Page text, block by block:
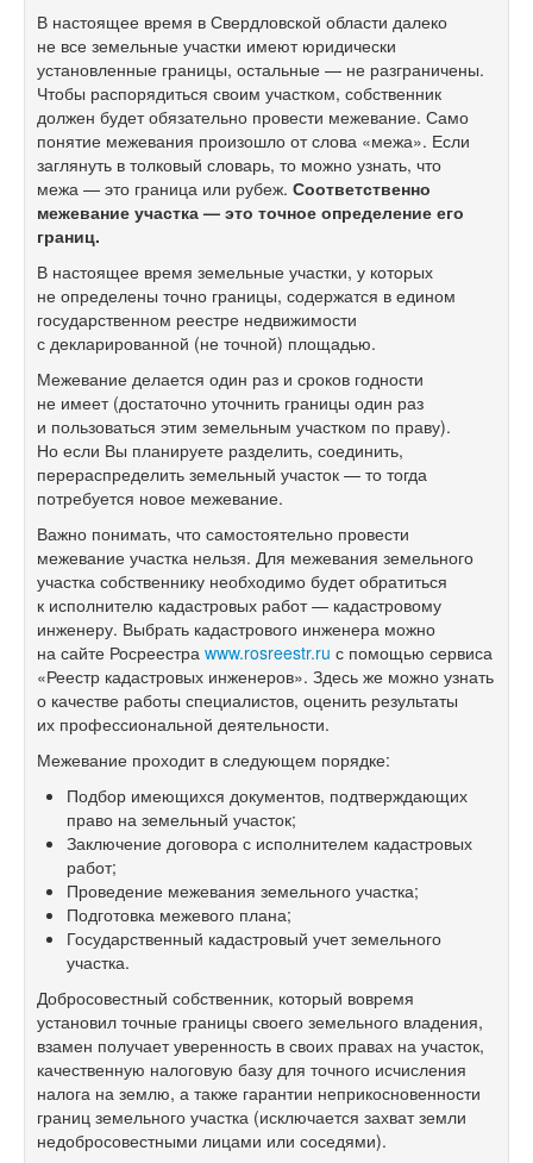
В настоящее время в Свердловской области далеко
не все земельные участки имеют юридически
установленные границы, остальные — не разграничены.
Чтобы распорядиться своим участком, собственник
должен будет обязательно провести межевание. Само
понятие межевания произошло от слова «межа». Если
заглянуть в толковый словарь, то можно узнать, что
межа — это граница или рубеж. Соответственно
межевание участка — это точное определение его
границ.
В настоящее время земельные участки, у которых
не определены точно границы, содержатся в едином
государственном реестре недвижимости
с декларированной (не точной) площадью.
Межевание делается один раз и сроков годности
не имеет (достаточно уточнить границы один раз
и пользоваться этим земельным участком по праву).
Но если Вы планируете разделить, соединить,
перераспределить земельный участок — то тогда
потребуется новое межевание.
Важно понимать, что самостоятельно провести
межевание участка нельзя. Для межевания земельного
участка собственнику необходимо будет обратиться
к исполнителю кадастровых работ — кадастровому
инженеру. Выбрать кадастрового инженера можно
на сайте Росреестра www.rosreestr.ru с помощью сервиса
«Реестр кадастровых инженеров». Здесь же можно узнать
о качестве работы специалистов, оценить результаты
их профессиональной деятельности.
Межевание проходит в следующем порядке:
Подбор имеющихся документов, подтверждающих
право на земельный участок;
Заключение договора с исполнителем кадастровых
работ;
Проведение межевания земельного участка;
Подготовка межевого плана;
Государственный кадастровый учет земельного
участка.
Добросовестный собственник, который вовремя
установил точные границы своего земельного владения,
взамен получает уверенность в своих правах на участок,
качественную налоговую базу для точного исчисления
налога на землю, а также гарантии неприкосновенности
границ земельного участка (исключается захват земли
недобросовестными лицами или соседями).